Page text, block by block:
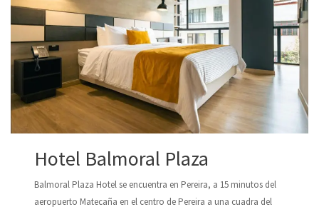
Hotel Balmoral Plaza
Balmoral Plaza Hotel se encuentra en Pereira, a 15 minutos del
aeropuerto Matecaña en el centro de Pereira a una cuadra del